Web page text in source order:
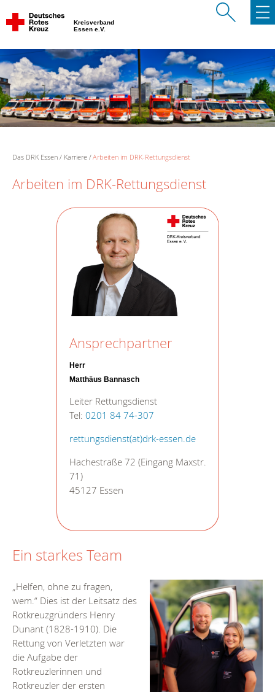
Kreisverband
Essen e.V.
Das DRK Essen Karriere Arbeiten im DRK-Rettungsdienst
Arbeiten im DRK-Rettungsdienst
Ansprechpartner
Herr
Matthäus Bannasch
Leiter Rettungsdienst
Tel: 0201 84 74-307
rettungsdienst(at)drk-essen.de
Hachestraße 72 (Eingang Maxstr.
71)
45127 Essen
Ein starkes Team
„Helfen, ohne zu fragen,
wem.“ Dies ist der Leitsatz des
Rotkreuzgründers Henry
Dunant (1828-1910). Die
Rettung von Verletzten war
die Aufgabe der
Rotkreuzlerinnen und
Rotkreuzler der ersten